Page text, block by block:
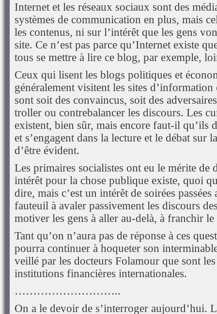
Internet et les réseaux sociaux sont des
systèmes de communication en plus, mais
les contenus, ni sur l’intérêt que les gens
site. Ce n’est pas parce qu’Internet existe
tous se mettre à lire ce blog, par exemple,
Ceux qui lisent les blogs politiques et
généralement visitent les sites d’information
sont soit des convaincus, soit des
troller ou contrebalancer les discours. Les
existent, bien sûr, mais encore faut-il qu’ils
et s’engagent dans la lecture et le débat sur
d’être évident.
Les primaires socialistes ont eu le mérite de
intérêt pour la chose publique existe, quoi
dire, mais c’est un intérêt de soirées passées
fauteuil à avaler passivement les discours
motiver les gens à aller au-delà, à franchir le
Tant qu’on n’aura pas de réponse à ces
pourra continuer à hoqueter son
veillé par les docteurs Folamour que sont les
institutions financières internationales.
………………………..
On a le devoir de s’interroger aujourd’hui.